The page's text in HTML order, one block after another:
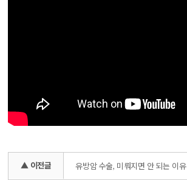
▲ 이전글 유방암 수술, 미뤄지면 안 되는 이유